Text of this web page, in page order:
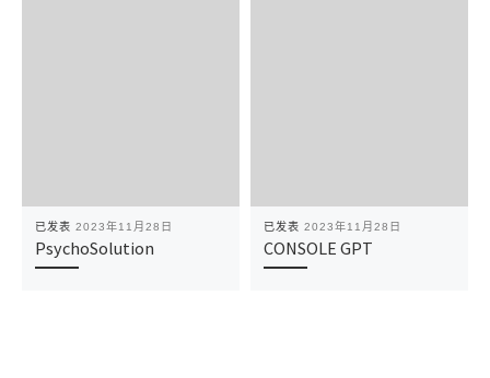
已发表 2023年11月28日
PsychoSolution
已发表 2023年11月28日
CONSOLE GPT